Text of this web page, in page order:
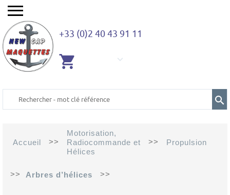
+33 (0)2 40 43 91 11
Accueil >>
Motorisation,
Radiocommande et
Hélices
>> Propulsion
>> Arbres d’hélices >>